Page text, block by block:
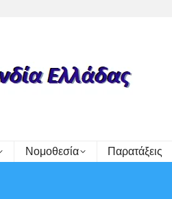
Νομοθεσία Παρατάξεις